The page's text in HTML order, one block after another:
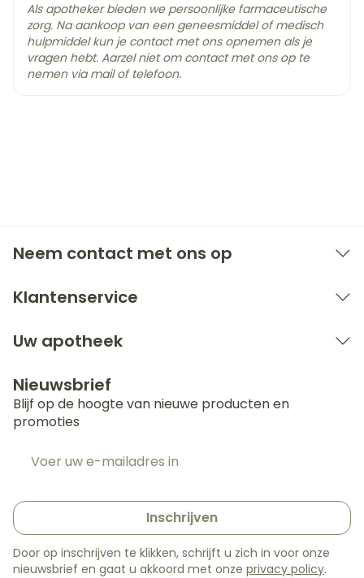
Na een maaltijd innemen om een maximale
resorptie te verkrijgen
De tabletten niet pletten (bittere smaak)
Het interval tussen de innames respecteren: 12 u
Als apotheker bieden we persoonlijke farmaceutische
zorg. Na aankoop van een geneesmiddel of medisch
hulpmiddel kun je contact met ons opnemen als je
vragen hebt. Aarzel niet om contact met ons op te
nemen via mail of telefoon.
Neem contact met ons op
Klantenservice
Uw apotheek
Nieuwsbrief
Blijf op de hoogte van nieuwe producten en
promoties
Inschrijven
Door op inschrijven te klikken, schrijft u zich in voor onze
nieuwsbrief en gaat u akkoord met onze privacy policy.